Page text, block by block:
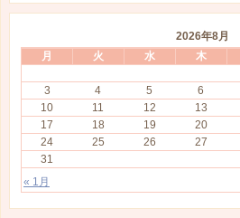
2026年8月
月
火 水 木
« 1月
3
4 5 6
10
11 12 13
17
18 19 20
24
25 26 27
31